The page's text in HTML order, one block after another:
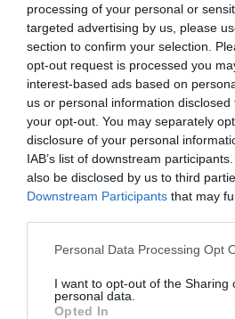
processing of your personal or
targeted advertising by us, please
section to confirm your selection.
opt-out request is processed you
interest-based ads based on
us or personal information
your opt-out. You may separately
disclosure of your personal
IAB’s list of downstream
also be disclosed by us to third
Downstream Participants that may
Personal Data Processing Opt
I want to opt-out of the Sharing
personal data.
Opted In
atomo
Pirmą kartą aptiktos žemės
dydžio planetos
Saturne - itin ryškus žaibas
Metalingosios žvaigždės
formuoja žemės tipo planetas
Pulsarai arba kitaip neutroninės
žvaigždės – milžiniški visatos
Krabo ūko gama spindulių žybsniai
nustebino astronomus